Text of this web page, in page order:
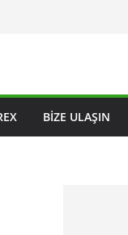
BIZE ULAŞIN